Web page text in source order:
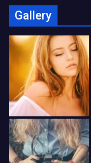
Gallery